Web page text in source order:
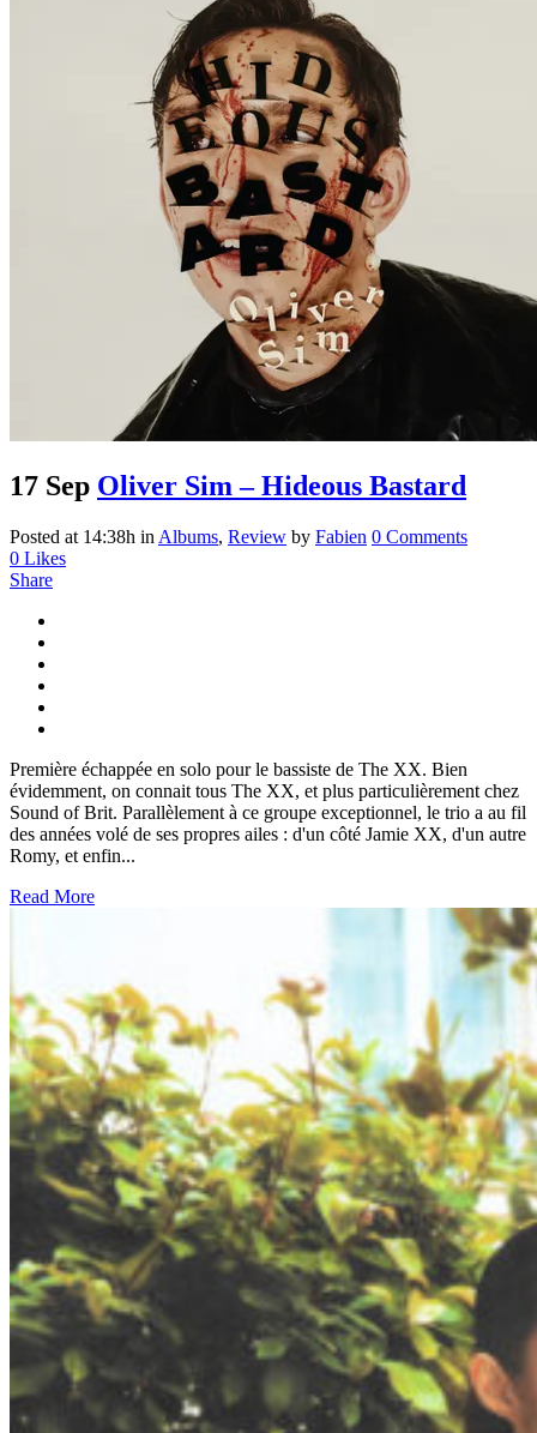
17 Sep Oliver Sim – Hideous Bastard
Posted at 14:38h in Albums, Review by Fabien 0 Comments
0 Likes
Share
Première échappée en solo pour le bassiste de The XX. Bien
évidemment, on connait tous The XX, et plus particulièrement chez
Sound of Brit. Parallèlement à ce groupe exceptionnel, le trio a au fil
des années volé de ses propres ailes : d'un côté Jamie XX, d'un autre
Romy, et enfin...
Read More